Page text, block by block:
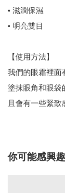
• 滋潤保濕
• 明亮雙目
【使用方法】
我們的眼霜裡面
塗抹眼角和眼袋
你可能感興